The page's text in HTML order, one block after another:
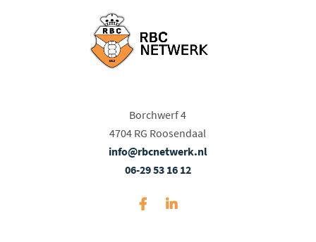
Borchwerf 4
4704 RG Roosendaal
info@rbcnetwerk.nl
06-29 53 16 12